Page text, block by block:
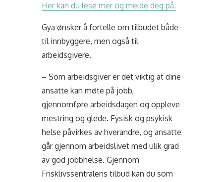
Her kan du lese mer og melde deg på.
Gya ønsker å fortelle om tilbudet både
til innbyggere, men også til
arbeidsgivere.
– Som arbeidsgiver er det viktig at dine
ansatte kan møte på jobb,
gjennomføre arbeidsdagen og oppleve
mestring og glede. Fysisk og psykisk
helse påvirkes av hverandre, og ansatte
går gjennom arbeidslivet med ulik grad
av god jobbhelse. Gjennom
Frisklivssentralens tilbud kan du som